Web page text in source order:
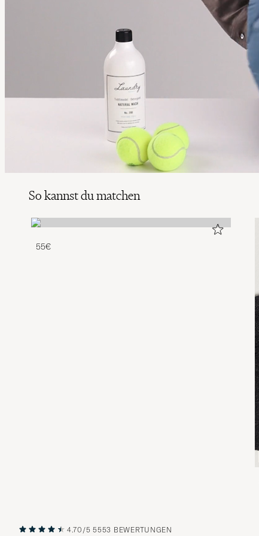
So kannst du matchen
55€
4.70/5 5553 BEWERTUNGEN